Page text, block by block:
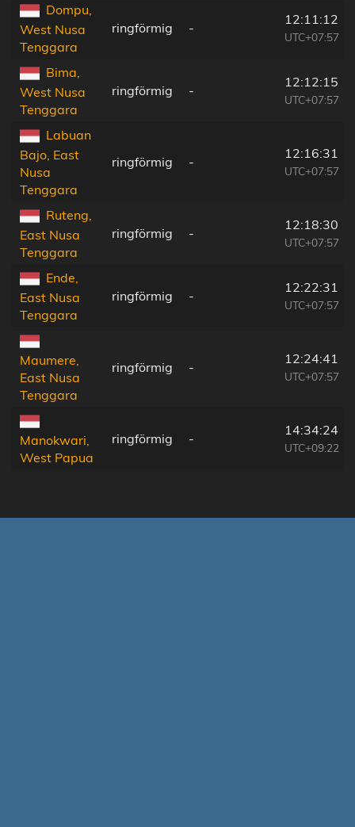
Dompu,
West Nusa
Tenggara
ringförmig -
12:11:12
UTC+07:57
Bima,
West Nusa
Tenggara
ringförmig -
12:12:15
UTC+07:57
Labuan
Bajo, East
Nusa
Tenggara
ringförmig -
12:16:31
UTC+07:57
Ruteng,
East Nusa
Tenggara
ringförmig -
12:18:30
UTC+07:57
Ende,
East Nusa
Tenggara
ringförmig -
12:22:31
UTC+07:57
Maumere,
East Nusa
Tenggara
ringförmig -
12:24:41
UTC+07:57
Manokwari,
West Papua
ringförmig -
14:34:24
UTC+09:22